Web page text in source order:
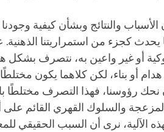
الأسباب والنتائج وبشأن كيفية
كجزء من استمراريتنا الذهنية.
أو غير واعين به، نتصرف بشكل
أو بناء، لكن كلاهما يكون مختلطًا
رؤوسنا، فهذا التصرف مختلطًا
والسلوك القهري القائم
الآلية، نرى أن السبب الحقيقي